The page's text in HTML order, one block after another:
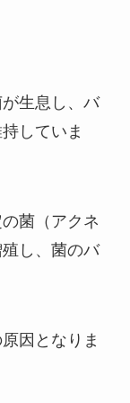
生息し、バ
していま
菌（アクネ
し、菌のバ
因となりま